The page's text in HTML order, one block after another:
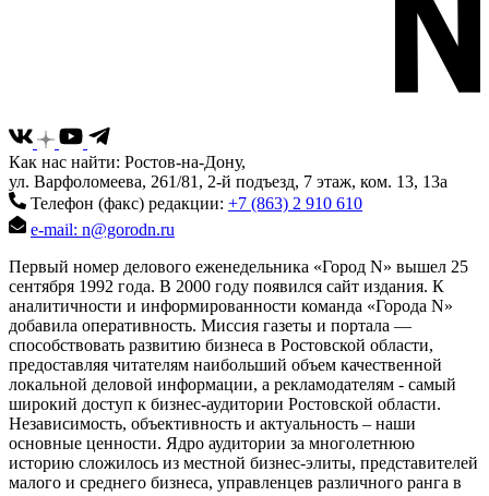
Как нас найти: Ростов-на-Дону,
ул. Варфоломеева, 261/81, 2-й подъезд, 7 этаж, ком. 13, 13а
Телефон (факс) редакции: +7 (863) 2 910 610
e-mail: n@gorodn.ru
Первый номер делового еженедельника «Город N» вышел 25
сентября 1992 года. В 2000 году появился сайт издания. К
аналитичности и информированности команда «Города N»
добавила оперативность. Миссия газеты и портала —
способствовать развитию бизнеса в Ростовской области,
предоставляя читателям наибольший объем качественной
локальной деловой информации, а рекламодателям - самый
широкий доступ к бизнес-аудитории Ростовской области.
Независимость, объективность и актуальность – наши
основные ценности. Ядро аудитории за многолетнюю
историю сложилось из местной бизнес-элиты, представителей
малого и среднего бизнеса, управленцев различного ранга в